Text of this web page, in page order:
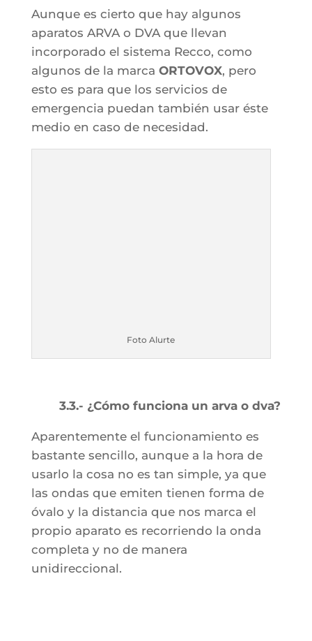
Aunque es cierto que hay algunos
aparatos ARVA o DVA que llevan
incorporado el sistema Recco, como
algunos de la marca ORTOVOX, pero
esto es para que los servicios de
emergencia puedan también usar éste
medio en caso de necesidad.
Foto Alurte
3.3.- ¿Cómo funciona un arva o dva?
Aparentemente el funcionamiento es
bastante sencillo, aunque a la hora de
usarlo la cosa no es tan simple, ya que
las ondas que emiten tienen forma de
óvalo y la distancia que nos marca el
propio aparato es recorriendo la onda
completa y no de manera
unidireccional.